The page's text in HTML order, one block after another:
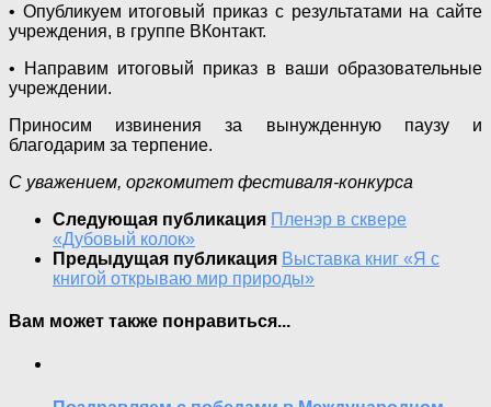
• Опубликуем итоговый приказ с результатами на сайте
учреждения, в группе ВКонтакт.
• Направим итоговый приказ в ваши образовательные
учреждении.
Приносим извинения за вынужденную паузу и
благодарим за терпение.
С уважением, оргкомитет фестиваля-конкурса
Следующая публикация Пленэр в сквере
«Дубовый колок»
Предыдущая публикация Выставка книг «Я с
книгой открываю мир природы»
Вам может также понравиться...